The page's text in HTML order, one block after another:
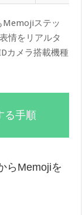
Memojiステッ
情をリアルタ
カメラ搭載機種
る手順
らMemojiを